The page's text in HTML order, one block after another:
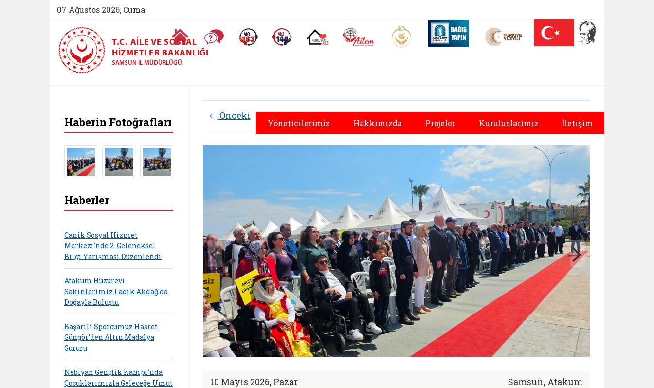
07 Ağustos 2026, Cuma
Ana Sayfa Sıkça Sorulan SorularAlo 183 (yeni sekmede açılır)Alo 144 (yeni sekmede açılır)Koruyucu Aile (yeni sekmede açılır)
AİLEM İletişim Merkezi (yeni sekmede açılır)
Aile ve Nüfus On Yılı (yeni sekmede açılır)Darülaceze bağış sayfası (yeni sekmede açılır)
T.C. AILE VE SOSYAL
HIZMETLER BAKANLIĞI
SAMSUN İL MÜDÜRLÜĞÜ
Yöneticilerimiz Hakkımızda Projeler Kuruluslarimiz İletişim
Önceki Sonraki
10 Mayıs 2026, Pazar Samsun, Atakum
Haberin Fotoğrafları
Haberler
Canik Sosyal Hizmet
Merkezi'nde 2. Geleneksel
Bilgi Yarışması Düzenlendi
Atakum Huzurevi
Sakinlerimiz Ladik Akdağ'da
Doğayla Buluştu
Başarılı Sporcumuz Hasret
Güngör’den Altın Madalya
Gururu
Nebiyan Gençlik Kampı’nda
Çocuklarımızla Geleceğe Umut